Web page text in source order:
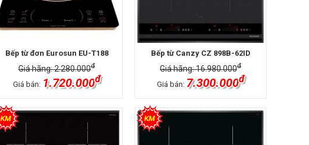
Bếp từ đơn Eurosun EU-T188
Giá hãng: 2.280.000đ
Giá bán: 1.720.000đ
Bếp từ Canzy CZ 898B-62ID
Giá hãng: 16.980.000đ
Giá bán: 7.300.000đ